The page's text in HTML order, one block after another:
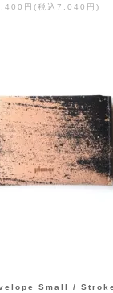
円(税込7,040円)
Small /